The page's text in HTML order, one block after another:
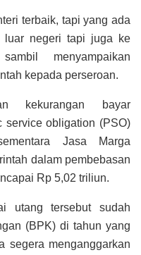
terbaik, tapi yang ada
luar negeri tapi juga ke
menyampaikan
kepada perseroan.
kekurangan bayar
service obligation (PSO)
Jasa Marga
dalam pembebasan
Rp 5,02 triliun.
utang tersebut sudah
(BPK) di tahun yang
segera menganggarkan